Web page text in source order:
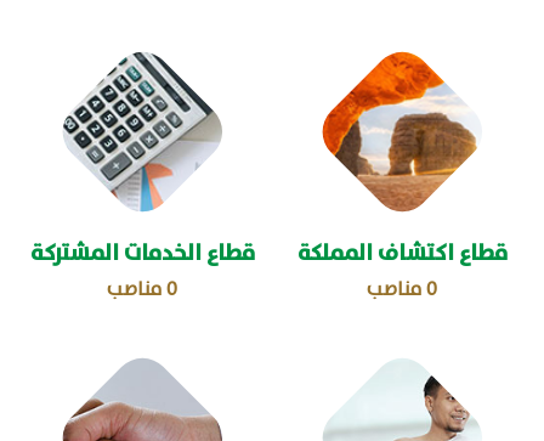
قطاع اكتشاف المملكة
0مناصب
قطاع الخدمات المشتركة
0مناصب